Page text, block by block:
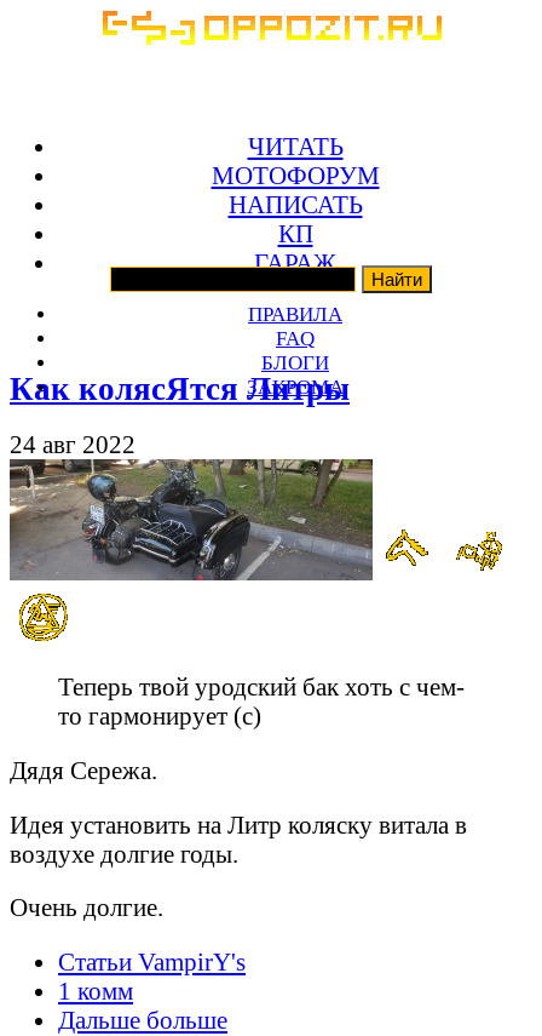
ЧИТАТЬ
МОТОФОРУМ
НАПИСАТЬ
КП
ГАРАЖ
ПРАВИЛА
FAQ
БЛОГИ
ЗАКРОМА
Как колясЯтся Литры
24 авг 2022
Теперь твой уродский бак хоть с чем-
то гармонирует (c)
Дядя Сережа.
Идея установить на Литр коляску витала в
воздухе долгие годы.
Очень долгие.
Статьи VampirY's
1 комм
Дальше больше